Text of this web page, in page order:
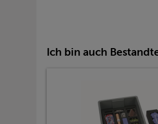
Ich bin auch